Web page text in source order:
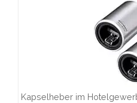
Kapselheber im